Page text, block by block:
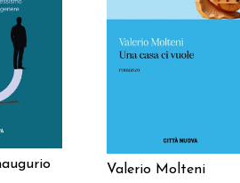
AGGIUNGI AL CARRELLO
Valerio Molteni